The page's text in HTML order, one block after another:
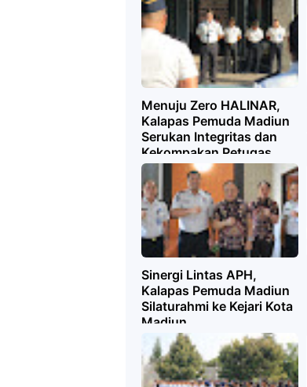
Menuju Zero HALINAR,
Kalapas Pemuda Madiun
Serukan Integritas dan
Kekompakan Petugas
Sinergi Lintas APH,
Kalapas Pemuda Madiun
Silaturahmi ke Kejari Kota
Madiun